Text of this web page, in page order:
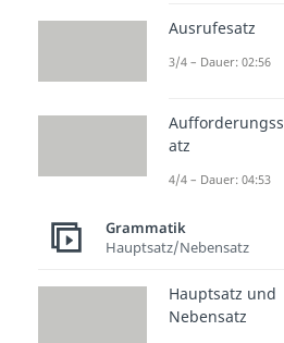
Ausrufesatz
3/4 – Dauer: 02:56
Aufforderungss
atz
4/4 – Dauer: 04:53
Grammatik
Hauptsatz/Nebensatz
Hauptsatz und
Nebensatz